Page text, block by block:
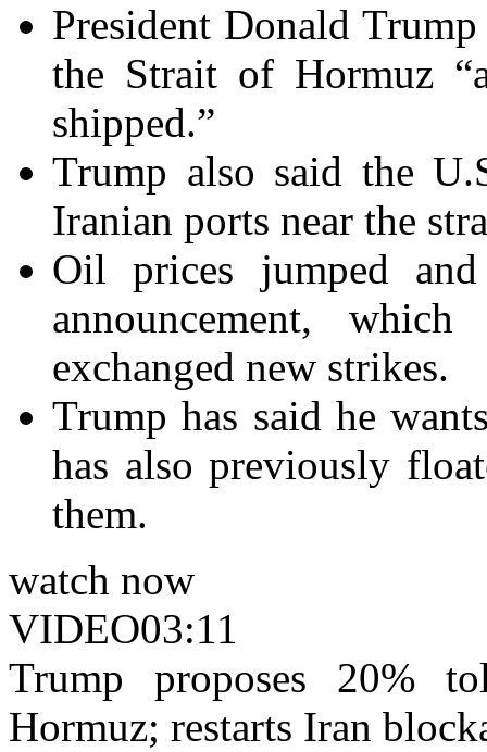
President Donald
the Strait of Hormuz
shipped.”
Trump also said the
Iranian ports near the
Oil prices jumped
announcement,
exchanged new strikes.
Trump has said he
has also previously
them.
watch now
VIDEO03:11
Trump proposes 20%
Hormuz; restarts Iran